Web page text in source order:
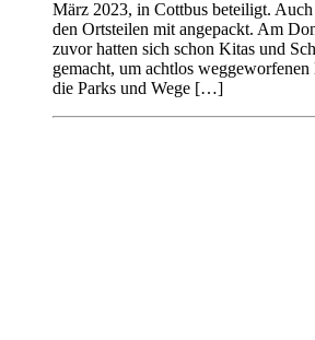
März 2023, in Cottbus beteiligt. Auch
den Ortsteilen mit angepackt. Am
zuvor hatten sich schon Kitas und
gemacht, um achtlos
die Parks und Wege […]